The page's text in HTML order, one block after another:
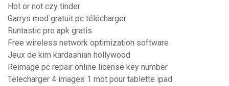
Hot or not czy tinder
Garrys mod gratuit pc télécharger
Runtastic pro apk gratis
Free wireless network optimization software
Jeux de kim kardashian hollywood
Reimage pc repair online license key number
Telecharger 4 images 1 mot pour tablette ipad